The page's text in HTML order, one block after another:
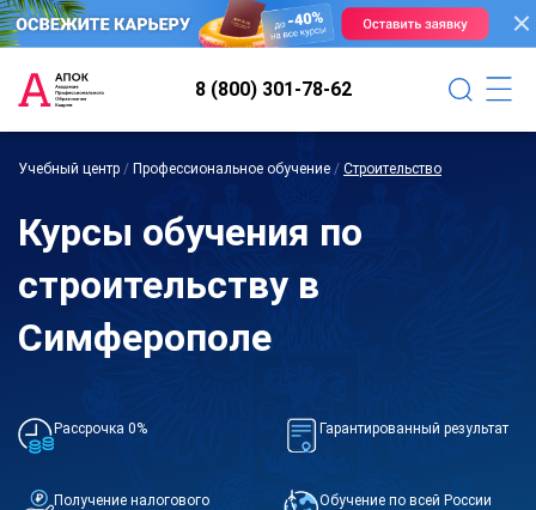
8 (800) 301-78-62
Учебный центр / Профессиональное обучение / Строительство
Курсы обучения по
строительству в
Симферополе
Рассрочка 0% Гарантированный результат
Получение налогового
Обучение по всей России